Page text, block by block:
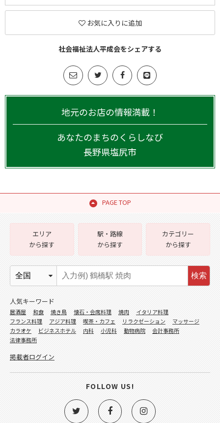
お気に入りに追加
社会福祉法人平成会をシェアする
地元のお店の情報満載！
あなたのまちのくらしなび
長野県塩尻市
PAGE TOP
エリア
から探す
駅・路線
から探す
カテゴリー
から探す
検索
人気キーワード
居酒屋 和食 焼き鳥 懐石・会席料理 焼肉
イタリア料理
フランス料理
アジア料理 喫茶・カフェ リラクゼーション
マッサージ
カラオケ
ビジネスホテル 内科 小児科 動物病院
会計事務所
法律事務所
掲載者ログイン
FOLLOW US!